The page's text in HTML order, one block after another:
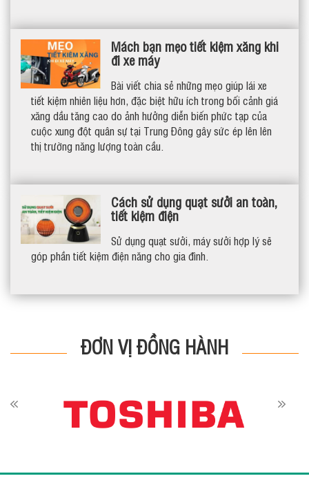
Mách bạn mẹo tiết kiệm xăng khi
đi xe máy
Bài viết chia sẻ những mẹo giúp lái xe
tiết kiệm nhiên liệu hơn, đặc biệt hữu ích trong bối cảnh giá
xăng dầu tăng cao do ảnh hưởng diễn biến phức tạp của
cuộc xung đột quân sự tại Trung Đông gây sức ép lên lên
thị trường năng lượng toàn cầu.
Cách sử dụng quạt sưởi an toàn,
tiết kiệm điện
Sử dụng quạt sưởi, máy sưởi hợp lý sẽ
góp phần tiết kiệm điện năng cho gia đình.
ĐƠN VỊ ĐỒNG HÀNH